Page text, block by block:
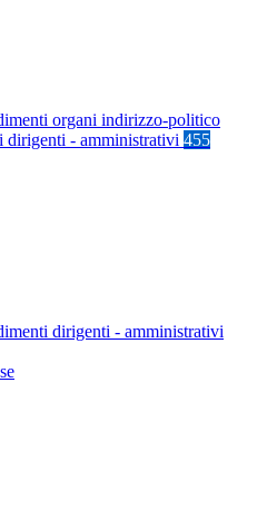
organi indirizzo-politico
dirigenti - amministrativi 455
dirigenti - amministrativi